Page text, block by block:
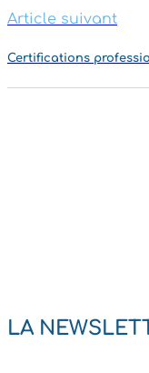
Article suivant
Certifications
LA